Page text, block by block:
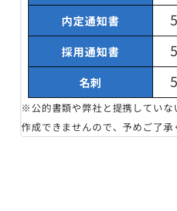
内定通知書
採用通知書
名刺
※公的書類や弊社と提携していな
作成できませんので、予めご了承